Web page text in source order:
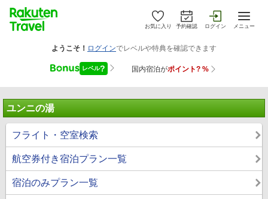
お気に入り 予約確認 ログイン メニュー
ユンニの湯
フライト・空室検索
航空券付き宿泊プラン一覧
宿泊のみプラン一覧